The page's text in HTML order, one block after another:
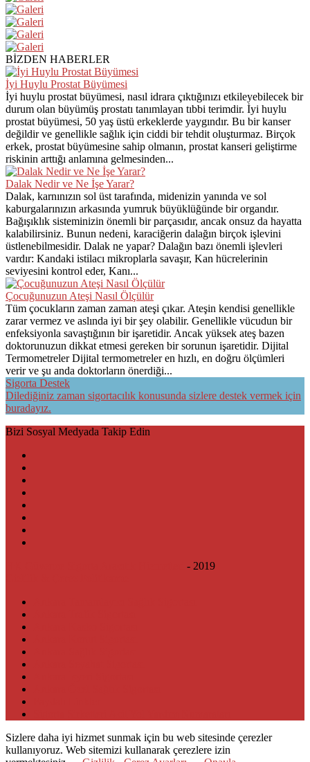
BİZDEN HABERLER
İyi Huylu Prostat Büyümesi
İyi huylu prostat büyümesi, nasıl idrara çıktığınızı etkileyebilecek bir
durum olan büyümüş prostatı tanımlayan tıbbi terimdir. İyi huylu
prostat büyümesi, 50 yaş üstü erkeklerde yaygındır. Bu bir kanser
değildir ve genellikle sağlık için ciddi bir tehdit oluşturmaz. Birçok
erkek, prostat büyümesine sahip olmanın, prostat kanseri geliştirme
riskinin arttığı anlamına gelmesinden...
Dalak Nedir ve Ne İşe Yarar?
Dalak, karnınızın sol üst tarafında, midenizin yanında ve sol
kaburgalarınızın arkasında yumruk büyüklüğünde bir organdır.
Bağışıklık sisteminizin önemli bir parçasıdır, ancak onsuz da hayatta
kalabilirsiniz. Bunun nedeni, karaciğerin dalağın birçok işlevini
üstlenebilmesidir. Dalak ne yapar? Dalağın bazı önemli işlevleri
vardır: Kandaki istilacı mikroplarla savaşır, Kan hücrelerinin
seviyesini kontrol eder, Kanı...
Çocuğunuzun Ateşi Nasıl Ölçülür
Tüm çocukların zaman zaman ateşi çıkar. Ateşin kendisi genellikle
zarar vermez ve aslında iyi bir şey olabilir. Genellikle vücudun bir
enfeksiyonla savaştığının bir işaretidir. Ancak yüksek ateş bazen
doktorunuzun dikkat etmesi gereken bir sorunun işaretidir. Dijital
Termometreler Dijital termometreler en hızlı, en doğru ölçümleri
verir ve şu anda doktorların önerdiği...
Sigorta Destek
Dilediğiniz zaman sigortacılık konusunda sizlere destek vermek için
buradayız.
Bizi Sosyal Medyada Takip Edin
- 2019
Sizlere daha iyi hizmet sunmak için bu web sitesinde çerezler
kullanıyoruz. Web sitemizi kullanarak çerezlere izin